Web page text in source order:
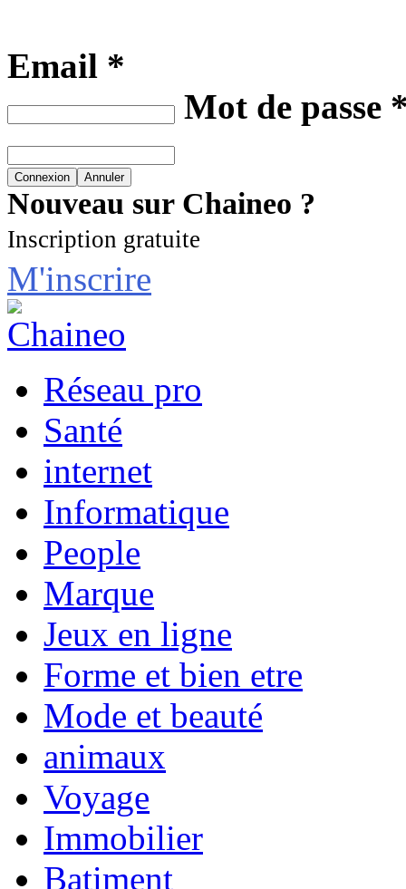
Email *
Mot de passe
Nouveau sur Chaineo ?
Inscription gratuite
M'inscrire
Réseau pro
Santé
internet
Informatique
People
Marque
Jeux en ligne
Forme et bien etre
Mode et beauté
animaux
Voyage
Immobilier
Batiment